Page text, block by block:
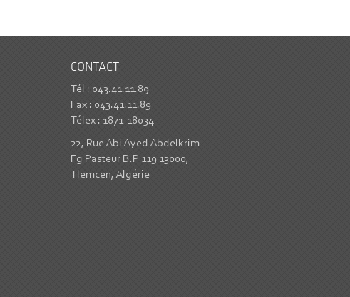
CONTACT
Tél : 043.41.11.89
Fax : 043.41.11.89
Télex : 1871-18034
22, Rue Abi Ayed Abdelkrim
Fg Pasteur B.P 119 13000,
Tlemcen, Algérie